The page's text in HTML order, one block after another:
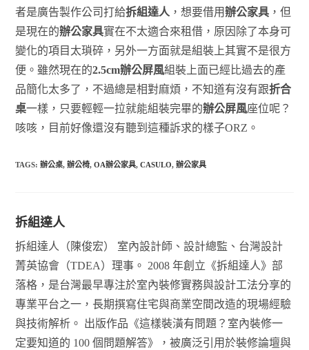
者是廣告製作公司打給拆組達人 ，想要借用辦公家具 ，但
是現在的辦公家具實在不太適合來租借，原因除了本身可
變化的項目太瑣碎，另外一方面就是組裝上其實不是很方
便。雖然現在的2.5cm辦公屏風組裝上面已經比過去的產
品簡化太多了，不過總是相對麻煩，不知道有沒有跟折合
桌一樣，只要輕輕一拉就能組裝完畢的辦公屏風座位呢？
咳咳，目前好像還沒有聽到這種訴求的樣子ORZ。
TAGS:辦公桌, 辦公椅, OA辦公家具, CASULO, 辦公家具
拆組達人
拆組達人（陳俊宏） 室內設計師、設計總監、台灣設計
菁英協會（TDEA）理事。 2008 年創立《拆組達人》部
落格，是台灣最早專注於室內裝修實務與設計工法分享的
專業平台之一，長期撰寫住宅與商業空間改造的現場經驗
與技術解析。 出版作品《這樣裝潢有問題？室內裝修一
定要知道的 100 個問題解答》，被廣泛引用於裝修論壇與